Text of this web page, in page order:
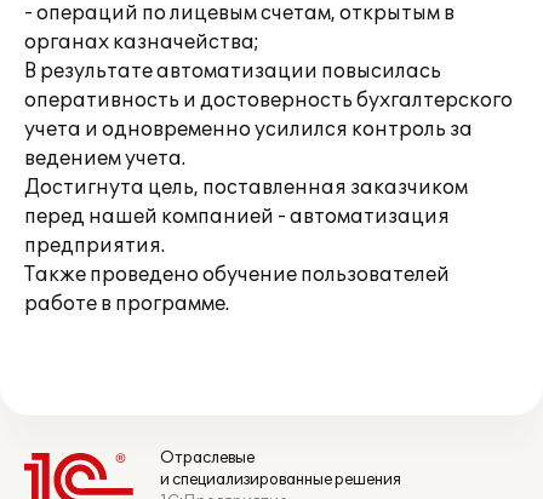
- операций по лицевым счетам, открытым в
органах казначейства;
В результате автоматизации повысилась
оперативность и достоверность бухгалтерского
учета и одновременно усилился контроль за
ведением учета.
Достигнута цель, поставленная заказчиком
перед нашей компанией - автоматизация
предприятия.
Также проведено обучение пользователей
работе в программе.
Отраслевые
и специализированные решения